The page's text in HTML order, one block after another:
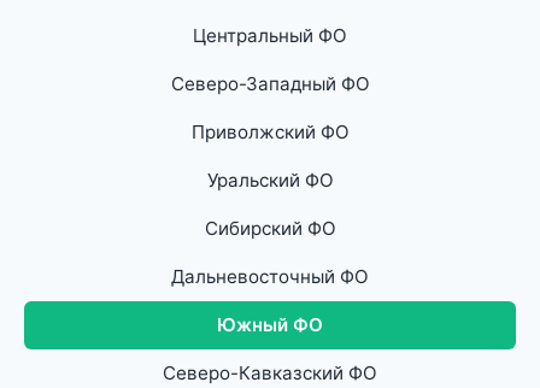
Центральный ФО
Северо-Западный ФО
Приволжский ФО
Уральский ФО
Сибирский ФО
Дальневосточный ФО
Южный ФО
Северо-Кавказский ФО